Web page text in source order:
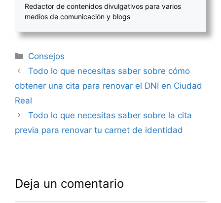
Redactor de contenidos divulgativos para varios
medios de comunicación y blogs
Categorías
Consejos
Navegación
de
Todo lo que necesitas saber sobre cómo
obtener una cita para renovar el DNI en Ciudad
Real
Todo lo que necesitas saber sobre la cita
previa para renovar tu carnet de identidad
Deja un comentario